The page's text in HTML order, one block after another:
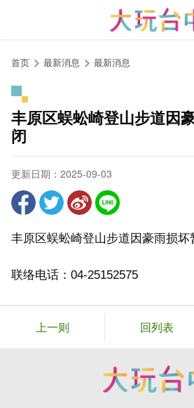
首页 最新消息 最新消息
丰原区蜈蚣崎登山步道因
闭
更新日期：2025-09-03
丰原区蜈蚣崎登山步道因豪雨损坏
联络电话：04-25152575
上一则 回列表